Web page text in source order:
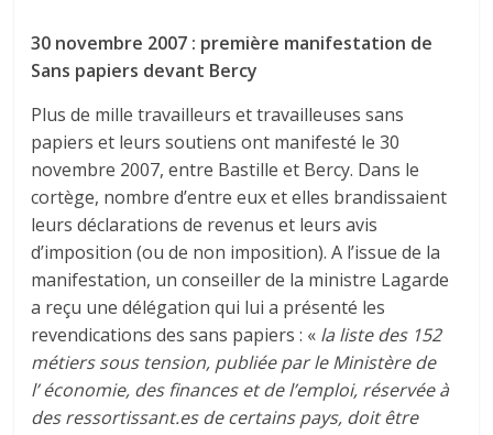
30 novembre 2007 : première manifestation de
Sans papiers devant Bercy
Plus de mille travailleurs et travailleuses sans
papiers et leurs soutiens ont manifesté le 30
novembre 2007, entre Bastille et Bercy. Dans le
cortège, nombre d’entre eux et elles brandissaient
leurs déclarations de revenus et leurs avis
d’imposition (ou de non imposition). A l’issue de la
manifestation, un conseiller de la ministre Lagarde
a reçu une délégation qui lui a présenté les
revendications des sans papiers : « la liste des 152
métiers sous tension, publiée par le Ministère de
l’ économie, des finances et de l’emploi, réservée à
des ressortissant.es de certains pays, doit être